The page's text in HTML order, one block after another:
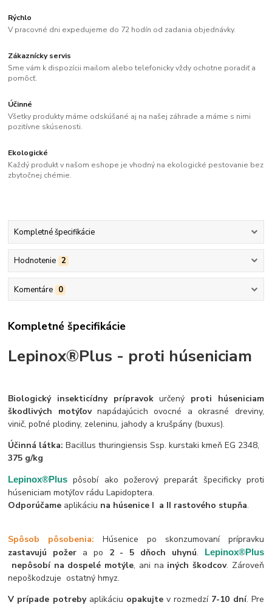
Rýchlo
V pracovné dni expedujeme do 72 hodín od zadania objednávky.
Zákaznícky servis
Sme vám k dispozícii mailom alebo telefonicky vždy ochotne poradiť a
pomôcť.
Účinné
Všetky produkty máme odskúšané aj na našej záhrade a máme s nimi
pozitívne skúsenosti.
Ekologické
Každý produkt v našom eshope je vhodný na ekologické pestovanie bez
zbytočnej chémie.
Kompletné špecifikácie
Hodnotenie 2
Komentáre 0
Kompletné špecifikácie
Lepinox®Plus - proti húseniciam
Biologický insekticídny prípravokurčený proti húseniciam
škodlivých motýľovnapádajúcich ovocné a okrasné dreviny,
vinič, poľné plodiny, zeleninu, jahody a krušpány (buxus).
Účinná látka: Bacillus thuringiensis Ssp. kurstaki kmeň EG 2348,
375 g/kg
Lepinox®Plus pôsobí ako požerový preparát špecificky proti
húseniciam motýľov rádu Lapidoptera.
Odporúčame aplikáciu na húsenice I a II rastového stupňa.
Spôsob pôsobenia: Húsenice po skonzumovaní prípravku
zastavujú požera po 2 - 5 dňoch uhynú. Lepinox®Plus
nepôsobí na dospelé motýle, ani na iných škodcov. Zároveň
nepoškodzuje ostatný hmyz.
V prípade potrebyaplikáciu opakujtev rozmedzí 7-10 dní. Pre